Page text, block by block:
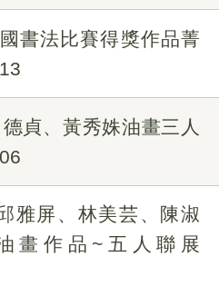
書法比賽得獎作品菁
貞、黃秀姝油畫三人
雅屏、林美芸、陳淑
畫作品~五人聯展